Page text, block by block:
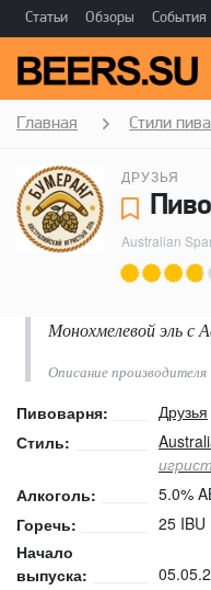
Статьи Обзоры События
Главная Стили пива
ДРУЗЬЯ
Australian
Монохмелевой эль с
Описание производителя
Пивоварня:
Друзья
Стиль:
Алкоголь:
5.0%
Горечь:
25 IBU
Начало
выпуска: